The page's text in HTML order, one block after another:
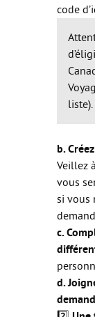
code
liste).
b.
Veillez
vous
si vous
c.
d.